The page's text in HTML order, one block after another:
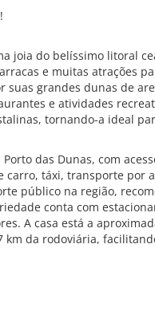
joia do belíssimo litoral
e muitas atrações
suas grandes dunas de
e atividades
tornando-a ideal
das Dunas, com
carro, táxi, transporte por
público na região,
conta com
A casa está a
km da rodoviária,